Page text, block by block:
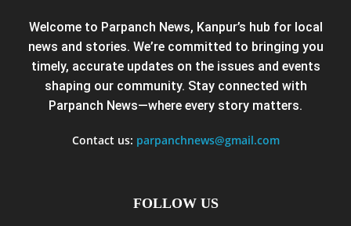
Welcome to Parpanch News, Kanpur’s hub for local
news and stories. We’re committed to bringing you
timely, accurate updates on the issues and events
shaping our community. Stay connected with
Parpanch News—where every story matters.
Contact us: parpanchnews@gmail.com
FOLLOW US